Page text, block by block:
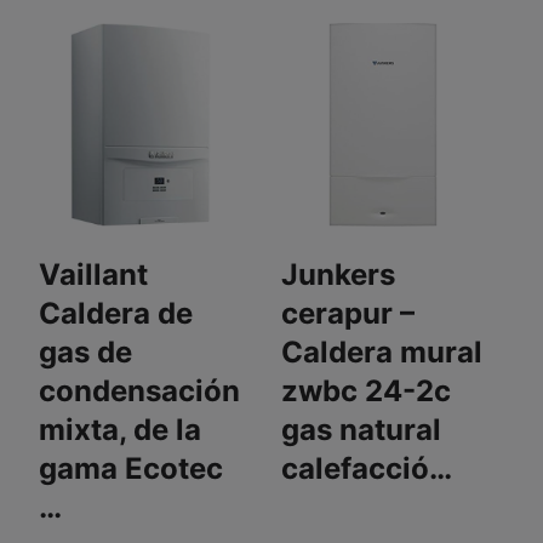
Vaillant
Caldera de
gas de
condensación
mixta, de la
gama Ecotec
…
Junkers
cerapur –
Caldera mural
zwbc 24-2c
gas natural
calefacció…